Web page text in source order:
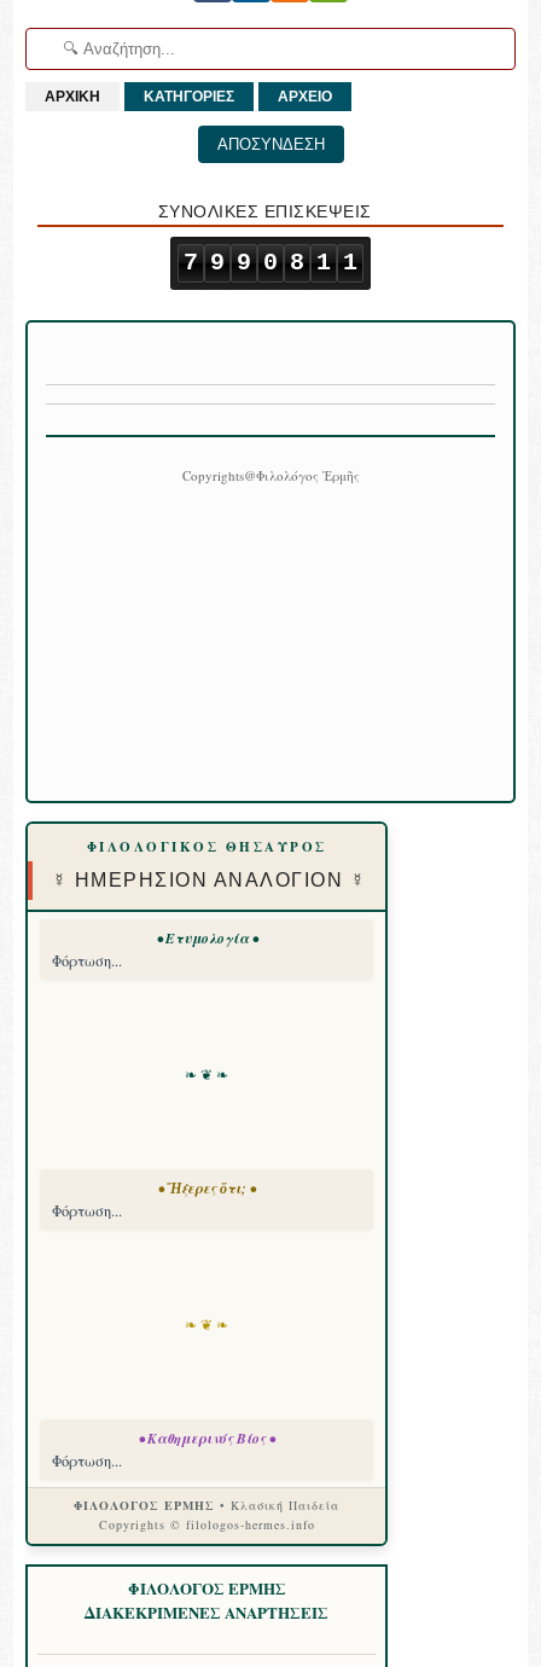
ΑΡΧΙΚΗ ΚΑΤΗΓΟΡΙΕΣ ΑΡΧΕΙΟ
ΑΠΟΣΥΝΔΕΣΗ
ΣΥΝΟΛΙΚΕΣ ΕΠΙΣΚΕΨΕΙΣ
7 9 9 0 8 1 1
Copyrights@Φιλολόγος Ἑρμῆς
ΦΙΛΟΛΟΓΙΚΟΣ ΘΗΣΑΥΡΟΣ
☿ ΗΜΕΡΗΣΙΟΝ ΑΝΑΛΟΓΙΟΝ ☿
• Ετυμολογία •
Φόρτωση...
❧ ❦ ❧
• Ἤξερες ὅτι; •
Φόρτωση...
❧ ❦ ❧
• Καθημερινός Βίος •
Φόρτωση...
ΦΙΛΟΛΟΓΟΣ ΕΡΜΗΣ • Κλασική Παιδεία
Copyrights © filologos-hermes.info
ΦΙΛΟΛΟΓΟΣ ΕΡΜΗΣ
ΔΙΑΚΕΚΡΙΜΕΝΕΣ ΑΝΑΡΤΗΣΕΙΣ